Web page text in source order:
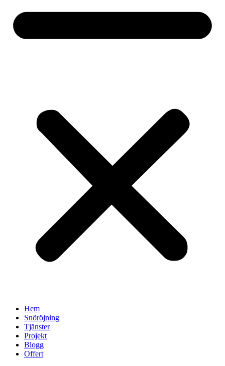
Hem
Snöröjning
Tjänster
Projekt
Blogg
Offert